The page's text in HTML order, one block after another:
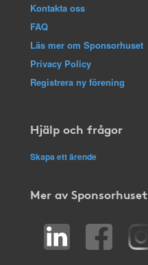
Kontakta oss
FAQ
Läs mer om Sponsorhuset
Privacy Policy
Registrera ny förening
Hjälp och frågor
Skapa ett ärende
Mer av Sponsorhuset